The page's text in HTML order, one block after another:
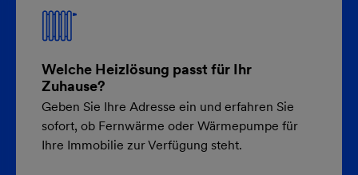
Welche Heizlösung passt für Ihr
Zuhause?
Geben Sie Ihre Adresse ein und erfahren Sie
sofort, ob Fernwärme oder Wärmepumpe für
Ihre Immobilie zur Verfügung steht.